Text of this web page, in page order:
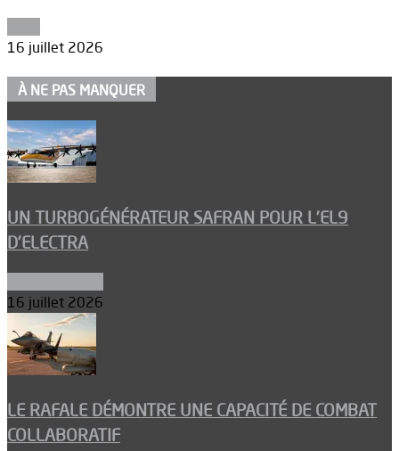
16 juillet 2026
À NE PAS MANQUER
UN TURBOGÉNÉRATEUR SAFRAN POUR L’EL9
D’ELECTRA
16 juillet 2026
LE RAFALE DÉMONTRE UNE CAPACITÉ DE COMBAT
COLLABORATIF